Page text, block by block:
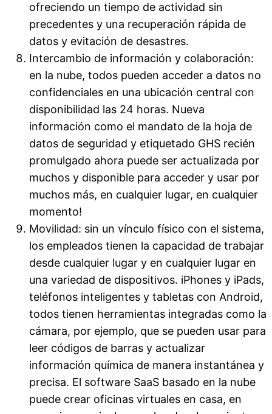
ofreciendo un tiempo de actividad sin
precedentes y una recuperación rápida de
datos y evitación de desastres.
Intercambio de información y colaboración:
en la nube, todos pueden acceder a datos no
confidenciales en una ubicación central con
disponibilidad las 24 horas. Nueva
información como el mandato de la hoja de
datos de seguridad y etiquetado GHS recién
promulgado ahora puede ser actualizada por
muchos y disponible para acceder y usar por
muchos más, en cualquier lugar, en cualquier
momento!
Movilidad: sin un vínculo físico con el sistema,
los empleados tienen la capacidad de trabajar
desde cualquier lugar y en cualquier lugar en
una variedad de dispositivos. iPhones y iPads,
teléfonos inteligentes y tabletas con Android,
todos tienen herramientas integradas como la
cámara, por ejemplo, que se pueden usar para
leer códigos de barras y actualizar
información química de manera instantánea y
precisa. El software SaaS basado en la nube
puede crear oficinas virtuales en casa, en